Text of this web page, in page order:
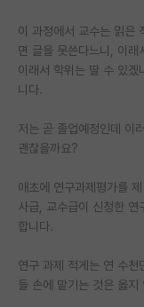
학부 인턴 게시판
임용 후기 게시판
PI 전용 게시판
인문사회 계열 게
특수/전문대학원
반도체/AI 게시판
이 과정에서 교수는 읽은
면 글을 못쓴다느니, 이래
이래서 학위는 딸 수 있겠
니다.
저는 곧 졸업예정인데 이
괜찮을까요?
애초에 연구과제평가를
사급, 교수급이 신청한 연
합니다.
연구 과제 적게는 연 수
들 손에 맡기는 것은 옳지